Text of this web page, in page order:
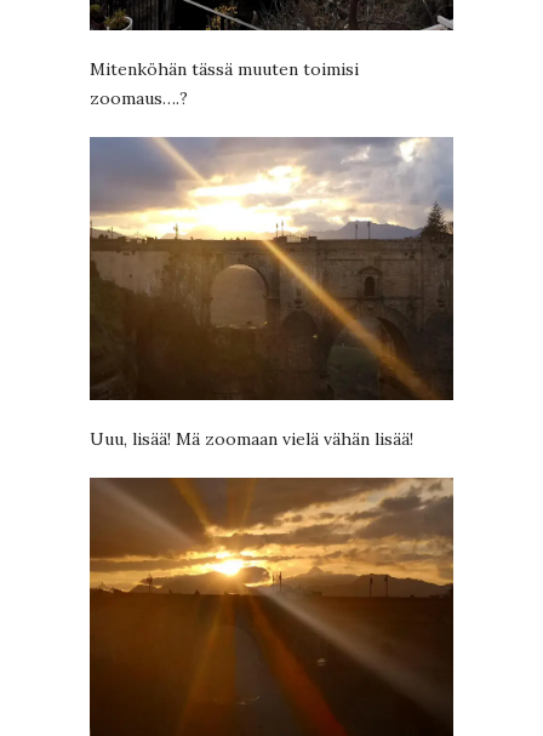
Mitenköhän tässä muuten toimisi
zoomaus….?
Uuu, lisää! Mä zoomaan vielä vähän lisää!